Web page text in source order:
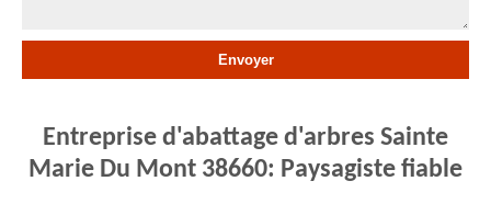
Entreprise d'abattage d'arbres Sainte
Marie Du Mont 38660: Paysagiste fiable